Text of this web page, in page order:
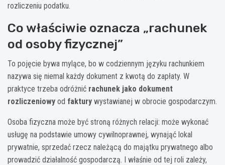
rozliczeniu podatku.
Co właściwie oznacza „rachunek
od osoby fizycznej”
To pojęcie bywa mylące, bo w codziennym języku rachunkiem
nazywa się niemal każdy dokument z kwotą do zapłaty. W
praktyce trzeba odróżnić rachunek jako dokument
rozliczeniowy od faktury wystawianej w obrocie gospodarczym.
Osoba fizyczna może być stroną różnych relacji: może wykonać
usługę na podstawie umowy cywilnoprawnej, wynająć lokal
prywatnie, sprzedać rzecz należącą do majątku prywatnego albo
prowadzić działalność gospodarczą. I właśnie od tej roli zależy,